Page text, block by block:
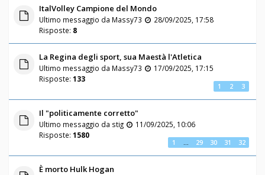
ItalVolley Campione del Mondo
Ultimo messaggio da Massy73
28/09/2025, 17:58
Risposte: 8
La Regina degli sport, sua Maestà l'Atletica
Ultimo messaggio da Massy73
17/09/2025, 17:15
Risposte: 133
1 2 3
Il "politicamente corretto"
Ultimo messaggio da stig
11/09/2025, 10:06
Risposte: 1580
1 … 29 30 31 32
È morto Hulk Hogan